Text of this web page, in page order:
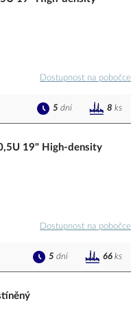
Dostupnost na pobočce
5 dní 8 ks
19" High-density
Dostupnost na pobočce
5 dní 66 ks